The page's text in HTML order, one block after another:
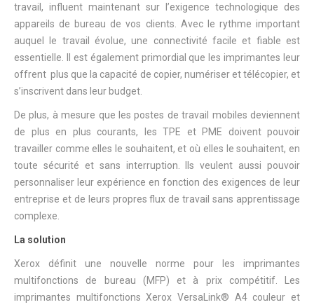
travail, influent maintenant sur l’exigence technologique des
appareils de bureau de vos clients. Avec le rythme important
auquel le travail évolue, une connectivité facile et fiable est
essentielle. Il est également primordial que les imprimantes leur
offrent plus que la capacité de copier, numériser et télécopier, et
s’inscrivent dans leur budget.
De plus, à mesure que les postes de travail mobiles deviennent
de plus en plus courants, les TPE et PME doivent pouvoir
travailler comme elles le souhaitent, et où elles le souhaitent, en
toute sécurité et sans interruption. Ils veulent aussi pouvoir
personnaliser leur expérience en fonction des exigences de leur
entreprise et de leurs propres flux de travail sans apprentissage
complexe.
La solution
Xerox définit une nouvelle norme pour les imprimantes
multifonctions de bureau (MFP) et à prix compétitif. Les
imprimantes multifonctions Xerox VersaLink® A4 couleur et